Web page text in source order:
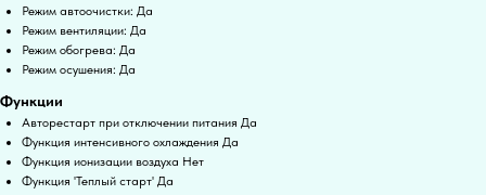
Режим автоочистки: Да
Режим вентиляции: Да
Режим обогрева: Да
Режим осушения: Да
Функции
Авторестарт при отключении питания Да
Функция интенсивного охлаждения Да
Функция ионизации воздуха Нет
Функция 'Теплый старт' Да